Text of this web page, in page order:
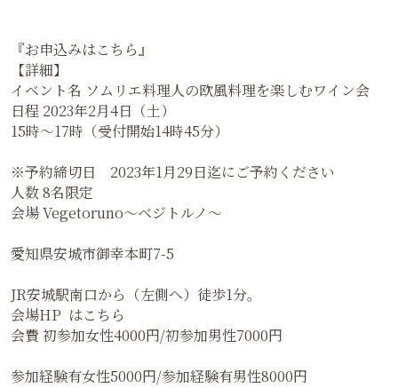
『お申込みはこちら』
【詳細】
イベント名 ソムリエ料理人の欧風料理を楽しむワイン会
日程 2023年2月4日（土）
15時〜17時（受付開始14時45分）
※予約締切日 2023年1月29日迄にご予約ください
人数 8名限定
会場 Vegetoruno～ベジトルノ～
愛知県安城市御幸本町7-5
JR安城駅南口から（左側へ）徒歩1分。
会場HP はこちら
会費 初参加女性4000円/初参加男性7000円
参加経験有女性5000円/参加経験有男性8000円